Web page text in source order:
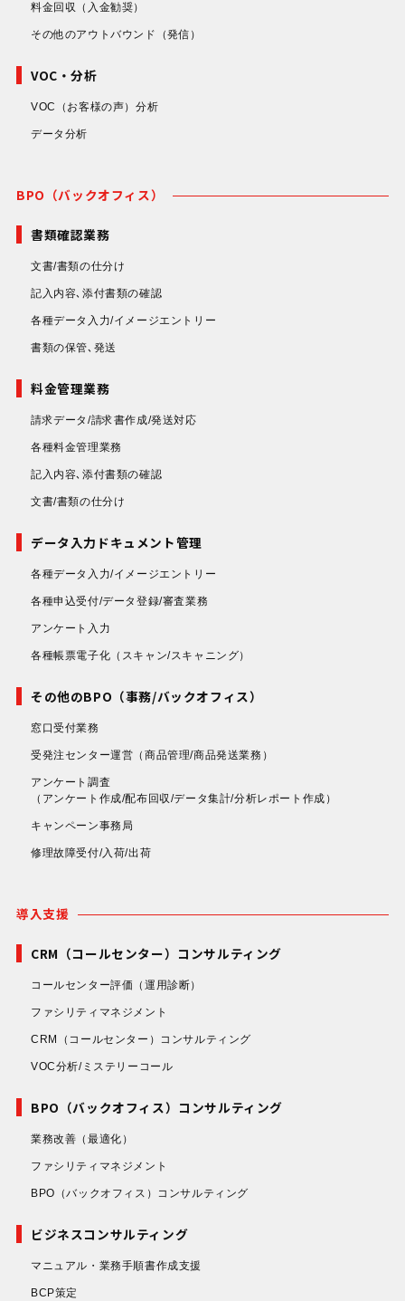
料金回収 （入金勧奨）
その他のアウトバウンド （発信）
VOC・分析
VOC（お客様の声）分析
データ分析
BPO（バックオフィス）
書類確認業務
文書/書類の仕分け
記入内容､添付書類の確認
各種データ入力/イメージエントリー
書類の保管､発送
料金管理業務
請求データ/請求書作成/発送対応
各種料金管理業務
記入内容､添付書類の確認
文書/書類の仕分け
データ入力ドキュメント管理
各種データ入力/イメージエントリー
各種申込受付/データ登録/審査業務
アンケート入力
各種帳票電子化 （スキャン/スキャニング）
その他のBPO（事務/バックオフィス）
窓口受付業務
受発注センター運営 （商品管理/商品発送業務）
アンケート調査
（アンケート作成/配布回収/データ集計/分析レポート作成）
キャンペーン事務局
修理故障受付/入荷/出荷
導入支援
CRM（コールセンター）コンサルティング
コールセンター評価 （運用診断）
ファシリティマネジメント
CRM（コールセンター）コンサルティング
VOC分析/ミステリーコール
BPO（バックオフィス）コンサルティング
業務改善 （最適化）
ファシリティマネジメント
BPO（バックオフィス）コンサルティング
ビジネスコンサルティング
マニュアル・業務手順書作成支援
BCP策定